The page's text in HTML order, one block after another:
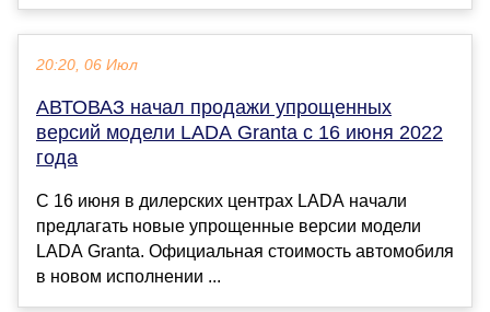
20:20, 06 Июл
АВТОВАЗ начал продажи упрощенных
версий модели LADA Granta с 16 июня 2022
года
С 16 июня в дилерских центрах LADA начали
предлагать новые упрощенные версии модели
LADA Granta. Официальная стоимость автомобиля
в новом исполнении ...